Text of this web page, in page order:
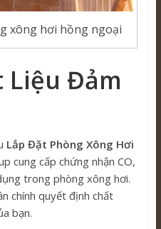
xông hơi hồng ngoại
Liệu Đảm
Lắp Đặt Phòng Xông Hơi
cung cấp chứng nhận CO,
trong phòng xông hơi.
chính quyết định chất
bạn.